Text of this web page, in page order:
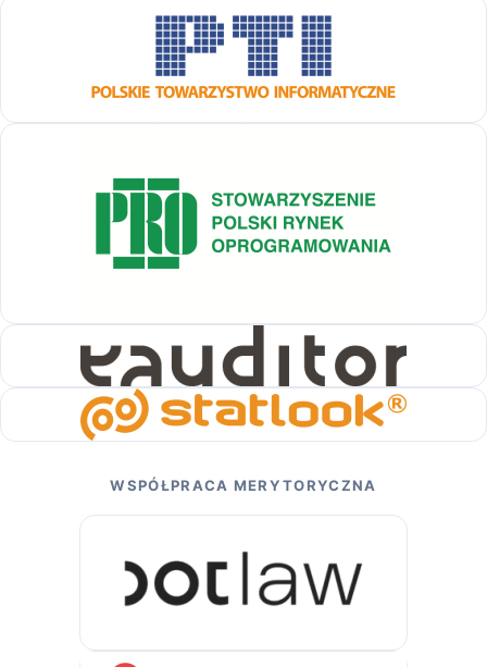
WSPÓŁPRACA MERYTORYCZNA